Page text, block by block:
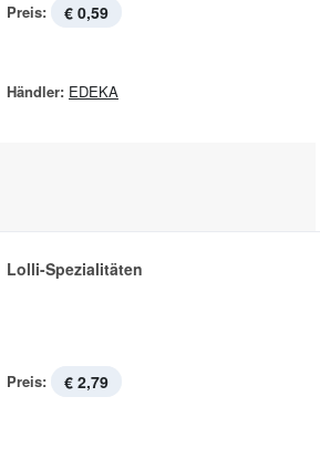
Preis: € 0,59
Händler: EDEKA
Lolli-Spezialitäten
Preis: € 2,79